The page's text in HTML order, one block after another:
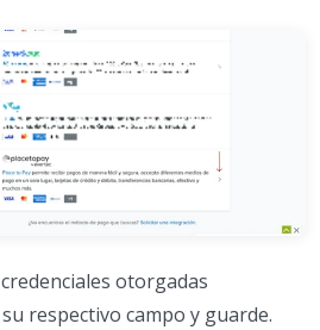
otorgadas
respectivo campo y guarde.